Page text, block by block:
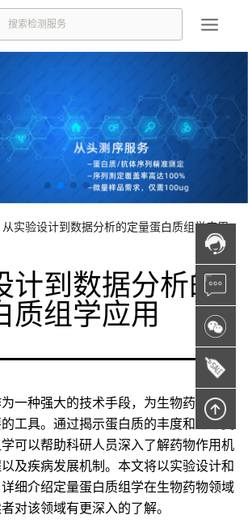
从实验设计到数据分析的定量蛋白质组学应用
计到数据分析的
质组学应用
一种强大的技术手段，为生物药物研究
工具。通过揭示蛋白质的丰度和动态变
可以帮助科研人员深入了解药物作用机
及疾病发展机制。本文将以实验设计和
细介绍定量蛋白质组学在生物药物领域
对该领域有更深入的了解。